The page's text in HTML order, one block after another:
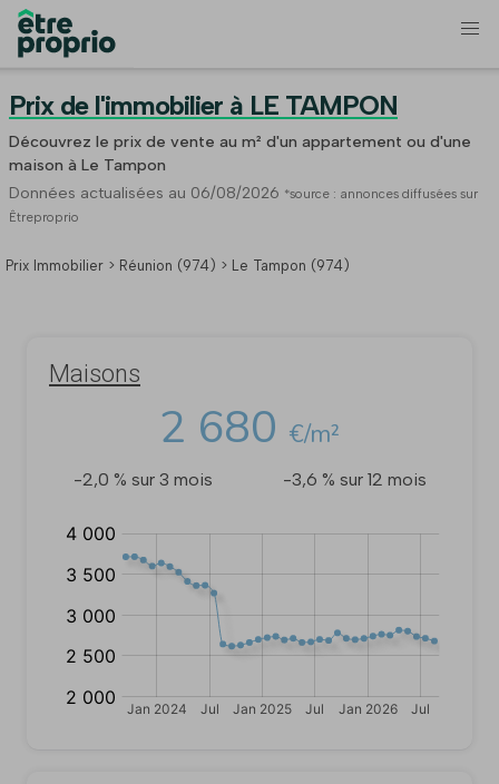
Prix de l'immobilier à LE TAMPON
Découvrez le prix de vente au m² d'un appartement ou d'une
maison à Le Tampon
Données actualisées au 06/08/2026 *source : annonces diffusées sur
Êtreproprio
Prix Immobilier > Réunion (974) > Le Tampon (974)
Maisons
2 680 €/m²
-2,0 % sur 3 mois -3,6 % sur 12 mois
€/m²